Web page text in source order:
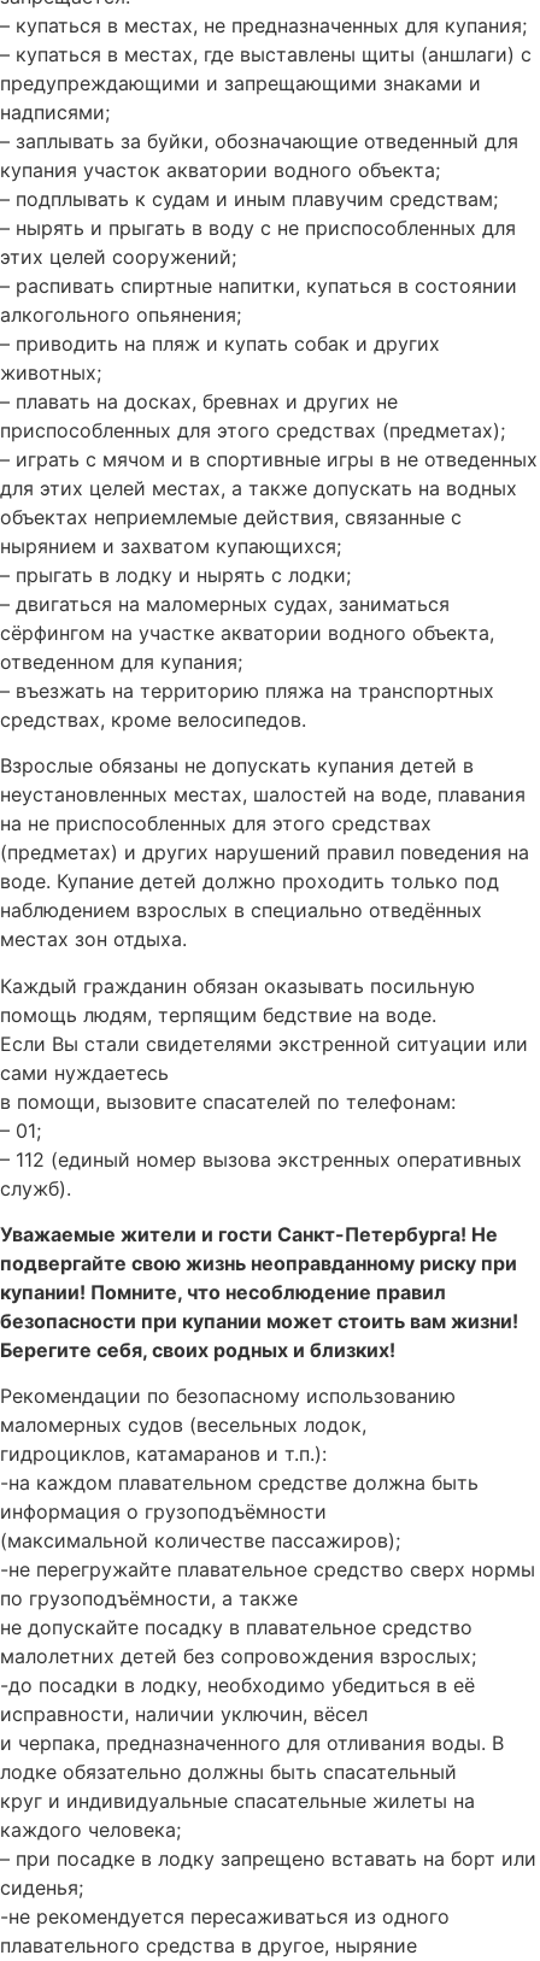
– купаться в местах, не предназначенных для купания;
– купаться в местах, где выставлены щиты (аншлаги) с
предупреждающими и запрещающими знаками и
надписями;
– заплывать за буйки, обозначающие отведенный для
купания участок акватории водного объекта;
– подплывать к судам и иным плавучим средствам;
– нырять и прыгать в воду с не приспособленных для
этих целей сооружений;
– распивать спиртные напитки, купаться в состоянии
алкогольного опьянения;
– приводить на пляж и купать собак и других
животных;
– плавать на досках, бревнах и других не
приспособленных для этого средствах (предметах);
– играть с мячом и в спортивные игры в не отведенных
для этих целей местах, а также допускать на водных
объектах неприемлемые действия, связанные с
нырянием и захватом купающихся;
– прыгать в лодку и нырять с лодки;
– двигаться на маломерных судах, заниматься
сёрфингом на участке акватории водного объекта,
отведенном для купания;
– въезжать на территорию пляжа на транспортных
средствах, кроме велосипедов.
Взрослые обязаны не допускать купания детей в
неустановленных местах, шалостей на воде, плавания
на не приспособленных для этого средствах
(предметах) и других нарушений правил поведения на
воде. Купание детей должно проходить только под
наблюдением взрослых в специально отведённых
местах зон отдыха.
Каждый гражданин обязан оказывать посильную
помощь людям, терпящим бедствие на воде.
Если Вы стали свидетелями экстренной ситуации или
сами нуждаетесь
в помощи, вызовите спасателей по телефонам:
– 01;
– 112 (единый номер вызова экстренных оперативных
служб).
Уважаемые жители и гости Санкт-Петербурга! Не
подвергайте свою жизнь неоправданному риску при
купании! Помните, что несоблюдение правил
безопасности при купании может стоить вам жизни!
Берегите себя, своих родных и близких!
Рекомендации по безопасному использованию
маломерных судов (весельных лодок,
гидроциклов, катамаранов и т.п.):
-на каждом плавательном средстве должна быть
информация о грузоподъёмности
(максимальной количестве пассажиров);
-не перегружайте плавательное средство сверх нормы
по грузоподъёмности, а также
не допускайте посадку в плавательное средство
малолетних детей без сопровождения взрослых;
-до посадки в лодку, необходимо убедиться в её
исправности, наличии уключин, вёсел
и черпака, предназначенного для отливания воды. В
лодке обязательно должны быть спасательный
круг и индивидуальные спасательные жилеты на
каждого человека;
– при посадке в лодку запрещено вставать на борт или
сиденья;
-не рекомендуется пересаживаться из одного
плавательного средства в другое, ныряние